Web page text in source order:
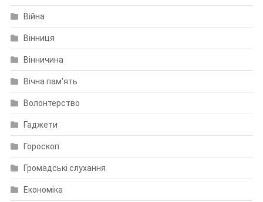
Війна
Вінниця
Вінничина
Вічна пам'ять
Волонтерство
Гаджети
Гороскоп
Громадські слухання
Економіка